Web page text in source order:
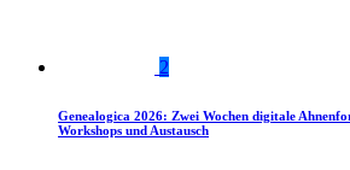
2
Genealogica 2026: Zwei Wochen digitale
Workshops und Austausch